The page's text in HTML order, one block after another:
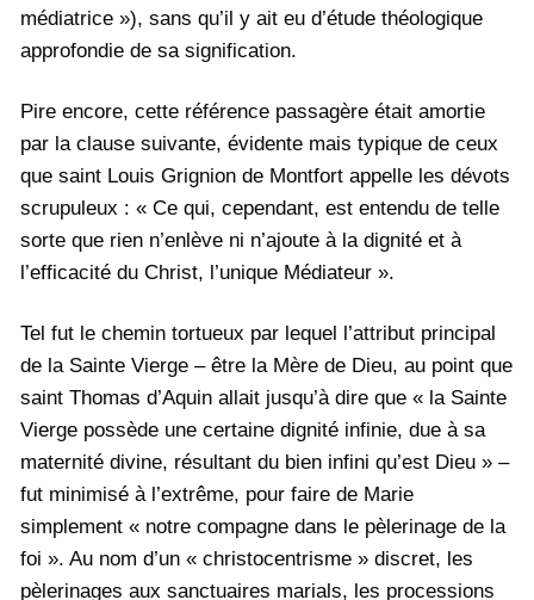
médiatrice »), sans qu’il y ait eu d’étude théologique
approfondie de sa signification.
Pire encore, cette référence passagère était amortie
par la clause suivante, évidente mais typique de ceux
que saint Louis Grignion de Montfort appelle les dévots
scrupuleux : « Ce qui, cependant, est entendu de telle
sorte que rien n’enlève ni n’ajoute à la dignité et à
l’efficacité du Christ, l’unique Médiateur ».
Tel fut le chemin tortueux par lequel l’attribut principal
de la Sainte Vierge – être la Mère de Dieu, au point que
saint Thomas d’Aquin allait jusqu’à dire que « la Sainte
Vierge possède une certaine dignité infinie, due à sa
maternité divine, résultant du bien infini qu’est Dieu » –
fut minimisé à l’extrême, pour faire de Marie
simplement « notre compagne dans le pèlerinage de la
foi ». Au nom d’un « christocentrisme » discret, les
pèlerinages aux sanctuaires marials, les processions